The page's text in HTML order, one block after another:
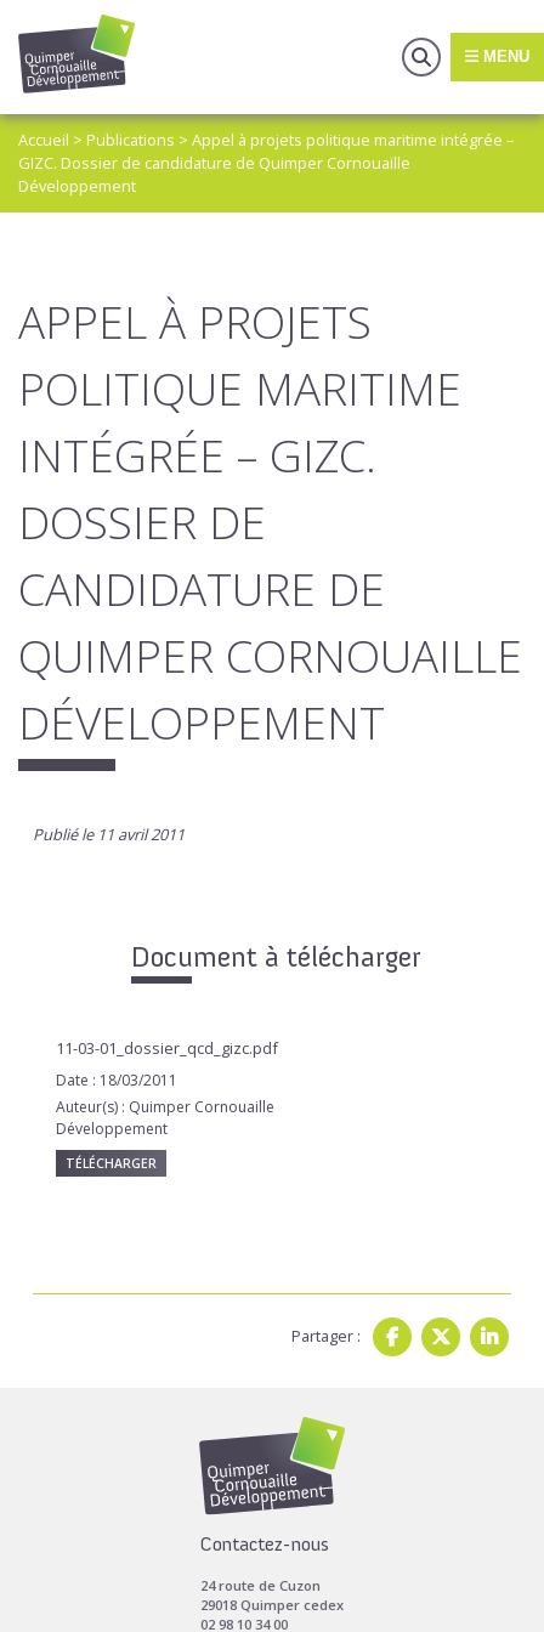
MENU
Accueil > Publications > Appel à projets politique maritime intégrée –
GIZC. Dossier de candidature de Quimper Cornouaille
Développement
APPEL À PROJETS
POLITIQUE MARITIME
INTÉGRÉE – GIZC.
DOSSIER DE
CANDIDATURE DE
QUIMPER CORNOUAILLE
DÉVELOPPEMENT
Publié le 11 avril 2011
Document à télécharger
11-03-01_dossier_qcd_gizc.pdf
Date : 18/03/2011
Auteur(s) : Quimper Cornouaille
Développement
TÉLÉCHARGER
Partager :
Contactez-nous
24 route de Cuzon
29018 Quimper cedex
02 98 10 34 00